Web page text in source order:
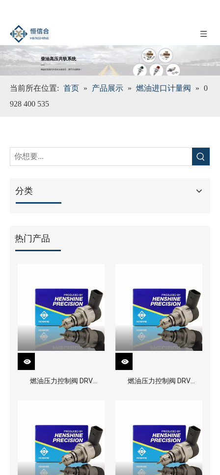
柴油高压共轨系统
__
竭诚欢迎国内外朋友光临指导，携手共创辉煌！
当前所在位置: 首页 » 产品展示 » 燃油进口计量阀 » 0
928 400 535
分类
热门产品
燃油压力控制阀 DRV
燃油压力控制阀 DRV